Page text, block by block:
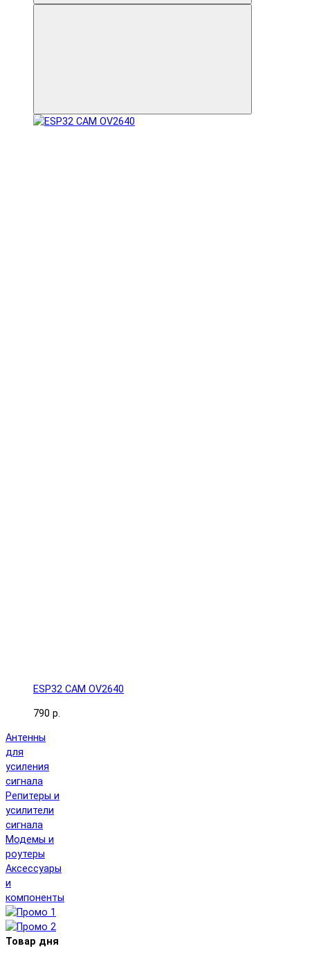
ESP32 CAM OV2640
790 р.
Антенны
для
усиления
сигнала
Репитеры и
усилители
сигнала
Модемы и
роутеры
Аксессуары
и
компоненты
Товар дня